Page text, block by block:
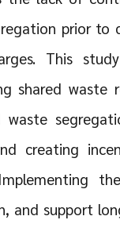
prior to
This
shared
waste
creating
and support